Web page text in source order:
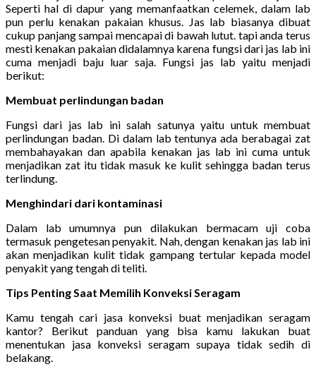
Seperti hal di dapur yang memanfaatkan celemek, dalam lab
pun perlu kenakan pakaian khusus. Jas lab biasanya dibuat
cukup panjang sampai mencapai di bawah lutut. tapi anda terus
mesti kenakan pakaian didalamnya karena fungsi dari jas lab ini
cuma menjadi baju luar saja. Fungsi jas lab yaitu menjadi
berikut:
Membuat perlindungan badan
Fungsi dari jas lab ini salah satunya yaitu untuk membuat
perlindungan badan. Di dalam lab tentunya ada berabagai zat
membahayakan dan apabila kenakan jas lab ini cuma untuk
menjadikan zat itu tidak masuk ke kulit sehingga badan terus
terlindung.
Menghindari dari kontaminasi
Dalam lab umumnya pun dilakukan bermacam uji coba
termasuk pengetesan penyakit. Nah, dengan kenakan jas lab ini
akan menjadikan kulit tidak gampang tertular kepada model
penyakit yang tengah di teliti.
Tips Penting Saat Memilih Konveksi Seragam
Kamu tengah cari jasa konveksi buat menjadikan seragam
kantor? Berikut panduan yang bisa kamu lakukan buat
menentukan jasa konveksi seragam supaya tidak sedih di
belakang.